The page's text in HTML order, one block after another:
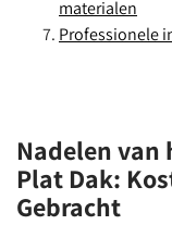
materialen
Professionele
Nadelen van
Plat Dak:
Gebracht